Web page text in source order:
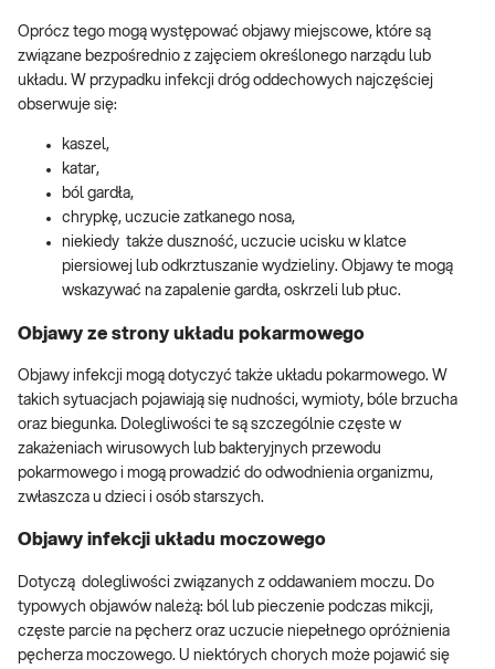
Oprócz tego mogą występować objawy miejscowe, które są
związane bezpośrednio z zajęciem określonego narządu lub
układu. W przypadku infekcji dróg oddechowych najczęściej
obserwuje się:
kaszel,
katar,
ból gardła,
chrypkę, uczucie zatkanego nosa,
niekiedy także duszność, uczucie ucisku w klatce
piersiowej lub odkrztuszanie wydzieliny. Objawy te mogą
wskazywać na zapalenie gardła, oskrzeli lub płuc.
Objawy ze strony układu pokarmowego
Objawy infekcji mogą dotyczyć także układu pokarmowego. W
takich sytuacjach pojawiają się nudności, wymioty, bóle brzucha
oraz biegunka. Dolegliwości te są szczególnie częste w
zakażeniach wirusowych lub bakteryjnych przewodu
pokarmowego i mogą prowadzić do odwodnienia organizmu,
zwłaszcza u dzieci i osób starszych.
Objawy infekcji układu moczowego
Dotyczą dolegliwości związanych z oddawaniem moczu. Do
typowych objawów należą: ból lub pieczenie podczas mikcji,
częste parcie na pęcherz oraz uczucie niepełnego opróżnienia
pęcherza moczowego. U niektórych chorych może pojawić się